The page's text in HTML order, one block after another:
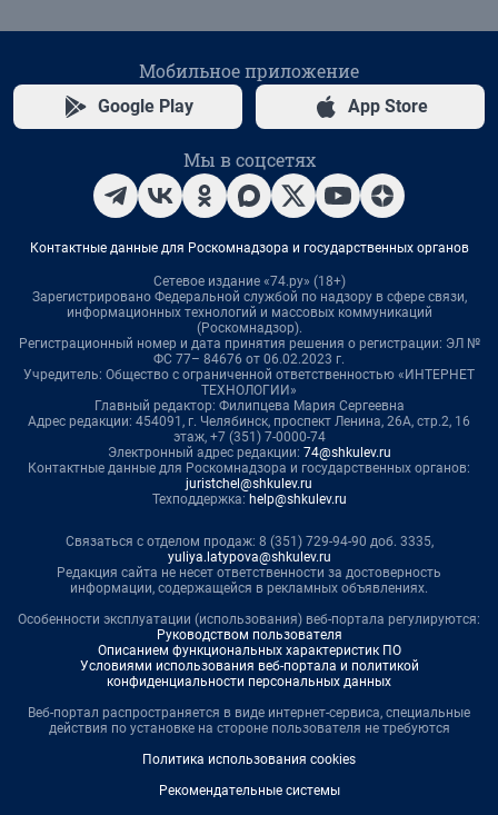
Мобильное приложение
Google Play App Store
Мы в соцсетях
Контактные данные для Роскомнадзора и государственных органов
Сетевое издание «74.ру» (18+)
Зарегистрировано Федеральной службой по надзору в сфере связи,
информационных технологий и массовых коммуникаций
(Роскомнадзор).
Регистрационный номер и дата принятия решения о регистрации: ЭЛ №
ФС 77– 84676 от 06.02.2023 г.
Учредитель: Общество с ограниченной ответственностью «ИНТЕРНЕТ
ТЕХНОЛОГИИ»
Главный редактор: Филипцева Мария Сергеевна
Адрес редакции: 454091, г. Челябинск, проспект Ленина, 26А, стр.2, 16
этаж, +7 (351) 7-0000-74
Электронный адрес редакции: 74@shkulev.ru
Контактные данные для Роскомнадзора и государственных органов:
juristchel@shkulev.ru
Техподдержка: help@shkulev.ru
Связаться с отделом продаж: 8 (351) 729-94-90 доб. 3335,
yuliya.latypova@shkulev.ru
Редакция сайта не несет ответственности за достоверность
информации, содержащейся в рекламных объявлениях.
Особенности эксплуатации (использования) веб-портала регулируются:
Руководством пользователя
Описанием функциональных характеристик ПО
Условиями использования веб-портала и политикой
конфиденциальности персональных данных
Веб-портал распространяется в виде интернет-сервиса, специальные
действия по установке на стороне пользователя не требуются
Политика использования cookies
Рекомендательные системы